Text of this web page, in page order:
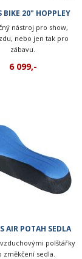
BIKE 20" HOPPLEY
nástroj pro show,
nebo jen tak pro
zábavu.
6 099,-
AIR POTAH SEDLA
polštářky
změkčení sedla.